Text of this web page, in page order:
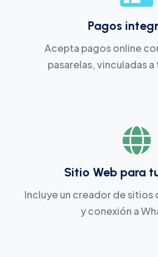
Pagos
Acepta pagos online
pasarelas, vinculadas
Sitio Web para
Incluye un creador de
y conexión a